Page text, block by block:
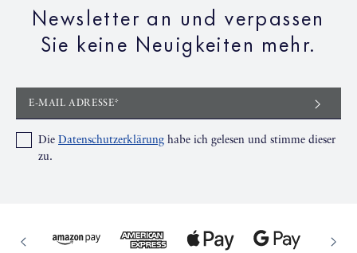
Newsletter an und verpassen
Sie keine Neuigkeiten mehr.
E-MAIL ADRESSE*
Die Datenschutzerklärung habe ich gelesen und stimme dieser
zu.